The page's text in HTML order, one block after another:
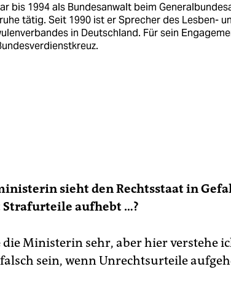
bis 1994 als Bundesanwalt beim
tätig. Seit 1990 ist er Sprecher des Lesben-
in Deutschland. Für sein
sieht den Rechtsstaat in
aufhebt …?
die Ministerin sehr, aber hier verstehe
sein, wenn Unrechtsurteile